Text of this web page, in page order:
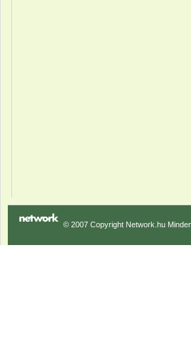
© 2007 Copyright Network.hu